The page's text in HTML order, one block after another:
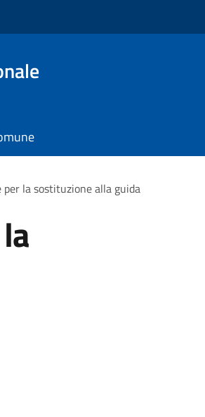
per la sostituzione alla guida